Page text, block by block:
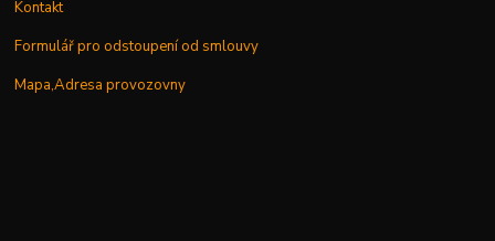
Kontakt
Formulář pro odstoupení od smlouvy
Mapa,Adresa provozovny